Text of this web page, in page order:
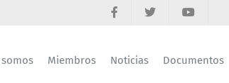
Miembros Noticias Documentos